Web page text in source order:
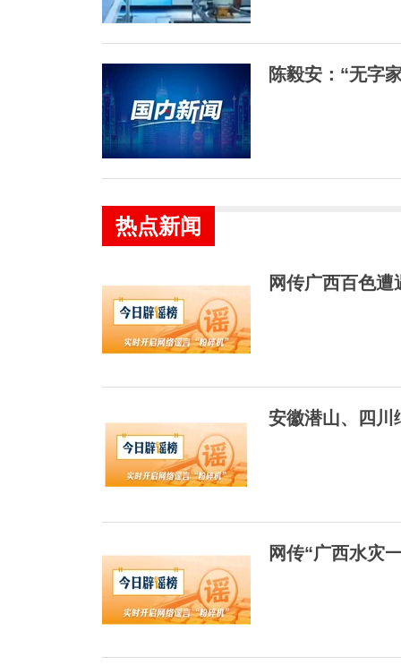
陈毅安：“无字
热点新闻
网传广西百色遭
安徽潜山、四川
网传“广西水灾